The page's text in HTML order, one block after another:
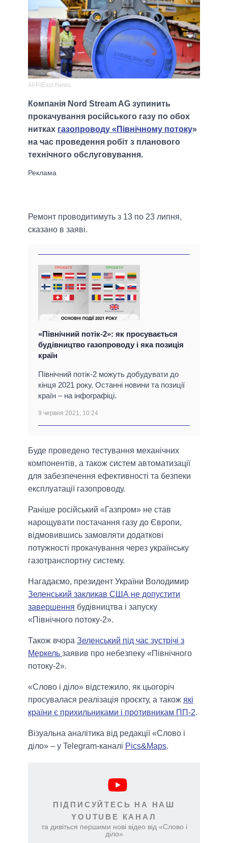
AFP/East News
Компанія Nord Stream AG зупинить
прокачування російського газу по обох
нитках газопроводу «Північному потоку»
на час проведення робіт з планового
технічного обслуговування.
Ремонт проводитимуть з 13 по 23 липня,
сказано в заяві.
«Північний потік-2»: як просувається
будівництво газопроводу і яка позиція
країн
Північний потік-2 можуть добудувати до
кінця 2021 року. Останні новини та позиції
країн – на інфографіці.
9 червня 2021, 10:24
Буде проведено тестування механічних
компонентів, а також систем автоматизації
для забезпечення ефективності та безпеки
експлуатації газопроводу.
Раніше російський «Газпром» не став
нарощувати постачання газу до Європи,
відмовившись замовляти додаткові
потужності прокачування через українську
газотранспортну систему.
Нагадаємо, президент України Володимир
Зеленський закликав США не допустити
завершення будівництва і запуску
«Північного потоку-2».
Також вчора Зеленський під час зустрічі з
Меркель заявив про небезпеку «Північного
потоку-2».
«Слово і діло» відстежило, як цьогоріч
просувалася реалізація проєкту, а також які
країни є прихильниками і противникам ПП-2.
Візуальна аналітика від редакції «Слово і
діло» – у Telegram-каналі Pics&Maps.
ПІДПИСУЙТЕСЬ НА НАШ
YOUTUBE КАНАЛ
та дивіться першими нові відео від «Слово і
діло»